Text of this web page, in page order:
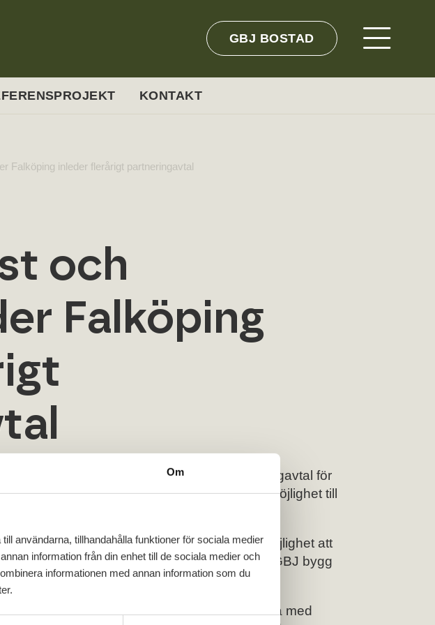
Om
användarna, tillhandahålla funktioner för sociala medier
information från din enhet till de sociala medier och
informationen med annan information som du
GBJ BOSTAD
KONTAKT
Falköping inleder flerårigt partneringavtal
och
Falköping
Falköping att ingå ett flerårigt partneringavtal för
omfattar ett inledande projekt med möjlighet till
Det här är ett viktigt uppdrag där vi får möjlighet att
partnering, säger Fredrik Dahlström, vd på GBJ bygg
1 på Ållebergsvägen och kan därefter fortsätta med